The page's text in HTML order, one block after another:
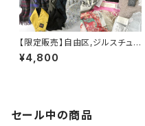
【限定販売】自由区,ジルスチュア
ート,HARDY AMIES,LANDS'E
ND,スナイデル,ローラアシュレ
¥4,800
セール中の商品